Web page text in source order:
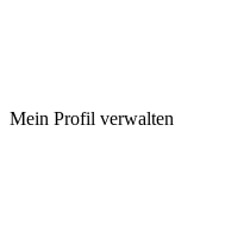
Mein Profil verwalten